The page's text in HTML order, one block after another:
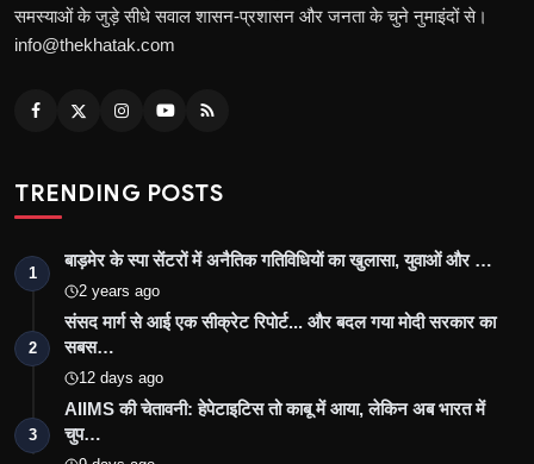
समस्याओं के जुड़े सीधे सवाल शासन-प्रशासन और जनता के चुने नुमाइंदों से।
info@thekhatak.com
TRENDING POSTS
1
बाड़मेर के स्पा सेंटरों में अनैतिक गतिविधियों का खुलासा, युवाओं और …
2 years ago
2
संसद मार्ग से आई एक सीक्रेट रिपोर्ट... और बदल गया मोदी सरकार का
सबस…
12 days ago
3
AIIMS की चेतावनी: हेपेटाइटिस तो काबू में आया, लेकिन अब भारत में
चुप…